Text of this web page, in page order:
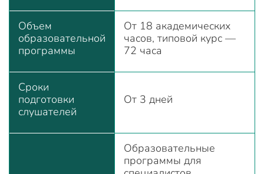
Объем
образовательной
программы
От 18 академических
часов, типовой курс —
72 часа
Сроки
подготовки
слушателей
От 3 дней
Образовательные
программы для